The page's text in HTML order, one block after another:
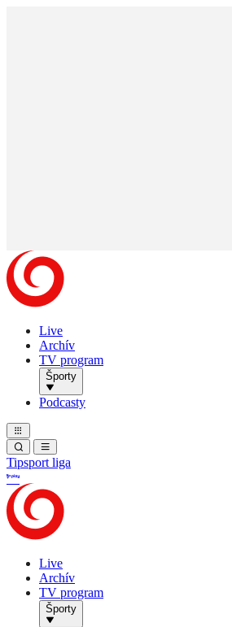
Live
Archív
TV program
Športy
Podcasty
Tipsport liga
Live
Archív
TV program
Športy